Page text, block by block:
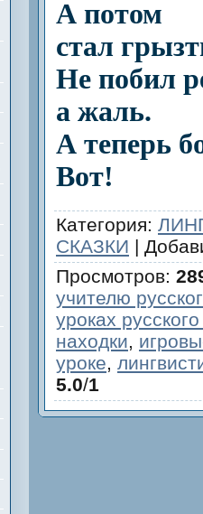
А потом
стал
Не побил
а жаль.
А теперь
Вот!
Категория:
СКАЗКИ |
Просмотров:
учителю
уроках
находки,
уроке,
5.0/1